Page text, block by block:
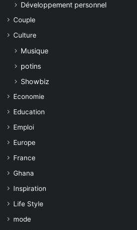
Développement personnel
Couple
Culture
Musique
potins
Showbiz
Economie
Education
Emploi
Europe
France
Ghana
Inspiration
Life Style
mode